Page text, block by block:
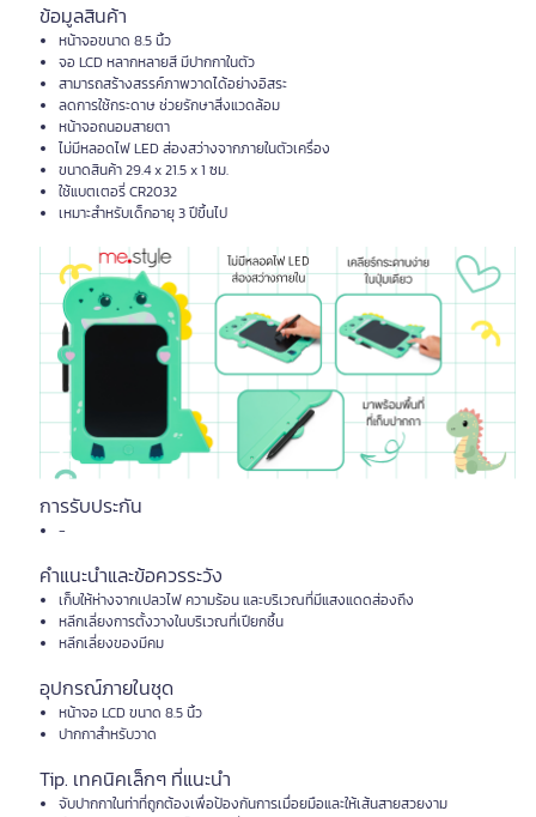
ข้อมูลสินค้า
หน้าจอขนาด 8.5 นิ้ว
จอ LCD หลากหลายสี มีปากกาในตัว
สามารถสร้างสรรค์ภาพวาดได้อย่างอิสระ
ลดการใช้กระดาษ ช่วยรักษาสิ่งแวดล้อม
หน้าจอถนอมสายตา
ไม่มีหลอดไฟ LED ส่องสว่างจากภายในตัวเครื่อง
ขนาดสินค้า 29.4 x 21.5 x 1 ซม.
ใช้แบตเตอรี่ CR2032
เหมาะสำหรับเด็กอายุ 3 ปีขึ้นไป
การรับประกัน
-
คำแนะนำและข้อควรระวัง
เก็บให้ห่างจากเปลวไฟ ความร้อน และบริเวณที่มีแสงแดดส่องถึง
หลีกเลี่ยงการตั้งวางในบริเวณที่เปียกชื้น
หลีกเลี่ยงของมีคม
อุปกรณ์ภายในชุด
หน้าจอ LCD ขนาด 8.5 นิ้ว
ปากกาสำหรับวาด
Tip. เทคนิคเล็กๆ ที่แนะนำ
จับปากกาในท่าที่ถูกต้องเพื่อป้องกันการเมื่อยมือและให้เส้นสายสวยงาม